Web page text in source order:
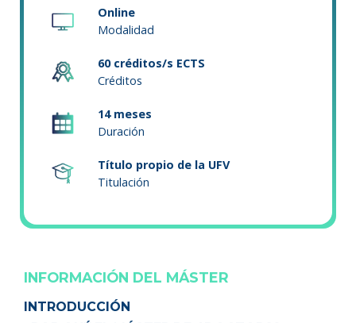
Online
Modalidad
60 créditos/s ECTS
Créditos
14 meses
Duración
Título propio de la UFV
Titulación
INFORMACIÓN DEL MÁSTER
INTRODUCCIÓN